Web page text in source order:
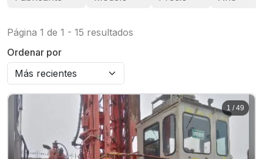
Página 1 de 1 - 15 resultados
Ordenar por
1 /49